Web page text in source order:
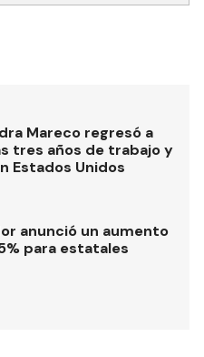
Mareco regresó a
tres años de trabajo y
Estados Unidos
anunció un aumento
para estatales